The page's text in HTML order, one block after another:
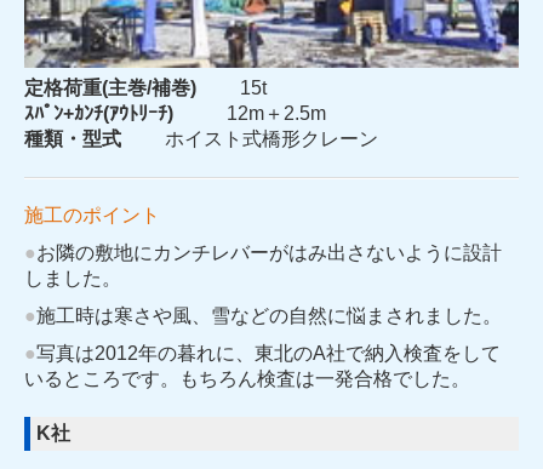
定格荷重(主巻/補巻)
15t
ｽﾊﾟﾝ+ｶﾝﾁ(ｱｳﾄﾘｰﾁ)
12m＋2.5m
種類・型式 ホイスト式橋形クレーン
施工のポイント
●お隣の敷地にカンチレバーがはみ出さないように設計
しました。
●施工時は寒さや風、雪などの自然に悩まされました。
●写真は2012年の暮れに、東北のA社で納入検査をして
いるところです。もちろん検査は一発合格でした。
K社